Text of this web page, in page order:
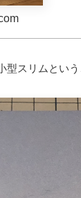
型スリムとい